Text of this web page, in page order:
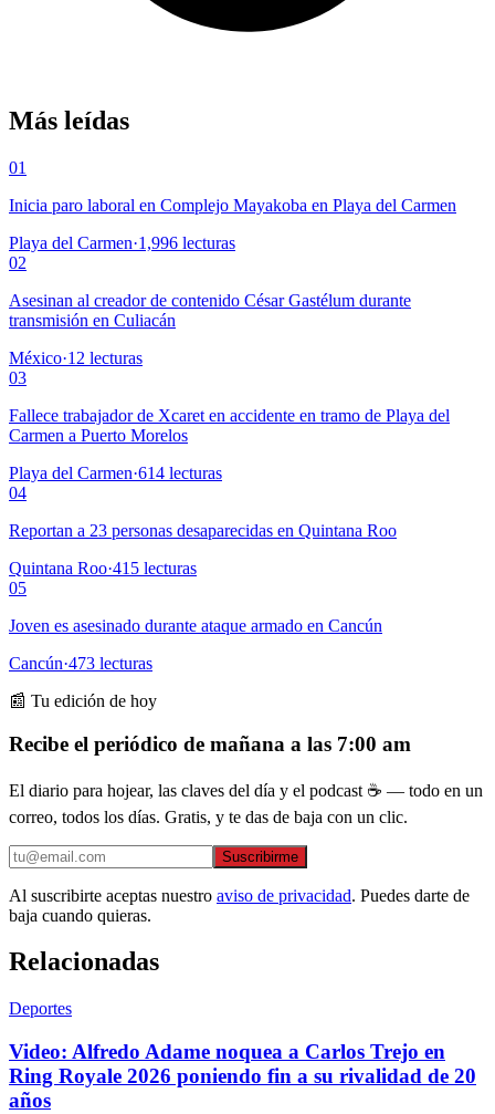
Más leídas
01
Inicia paro laboral en Complejo Mayakoba en Playa del Carmen
Playa del Carmen·1,996 lecturas
02
Asesinan al creador de contenido César Gastélum durante
transmisión en Culiacán
México·12 lecturas
03
Fallece trabajador de Xcaret en accidente en tramo de Playa del
Carmen a Puerto Morelos
Playa del Carmen·614 lecturas
04
Reportan a 23 personas desaparecidas en Quintana Roo
Quintana Roo·415 lecturas
05
Joven es asesinado durante ataque armado en Cancún
Cancún·473 lecturas
📰 Tu edición de hoy
Recibe el periódico de mañana a las 7:00 am
El diario para hojear, las claves del día y el podcast ☕ — todo en un
correo, todos los días. Gratis, y te das de baja con un clic.
Suscribirme
Al suscribirte aceptas nuestro aviso de privacidad. Puedes darte de
baja cuando quieras.
Relacionadas
Deportes
Video: Alfredo Adame noquea a Carlos Trejo en
Ring Royale 2026 poniendo fin a su rivalidad de 20
años